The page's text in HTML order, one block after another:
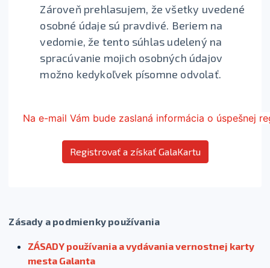
Zároveň prehlasujem, že všetky uvedené
osobné údaje sú pravdivé. Beriem na
vedomie, že tento súhlas udelený na
spracúvanie mojich osobných údajov
možno kedykoľvek písomne odvolať.
Na e-mail Vám bude zaslaná informácia o úspešnej
Registrovať a získať GalaKartu
Zásady a podmienky používania
ZÁSADY používania a vydávania vernostnej karty
mesta Galanta